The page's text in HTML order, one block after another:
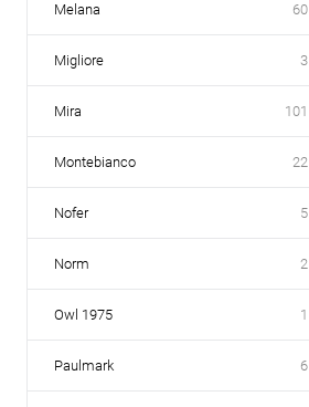
Melana 60
Migliore 3
Mira 101
Montebianco 22
Nofer 5
Norm 2
Owl 1975 1
Paulmark 6